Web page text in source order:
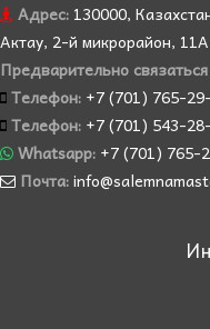
Адрес: 130000,
Актау, 2-й микрорайон, 11А
Предварительно
Телефон: +7 (701) 765-
Телефон: +7 (701) 543-
Whatsapp: +7 (701) 765-
Почта: